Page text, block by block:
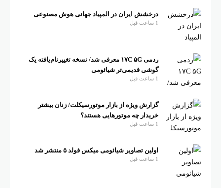
درخشش ایران در المپیاد جهانی هوش مصنوعی
ردمی ۱۷C ۵G معرفی شد/ نسخه تغییرنام‌یافته یک
گوشی قدیمی‌تر شیائومی
گزارش ویژه از بازار موتورسیکلت/ زنان بیشتر
خریدار چه موتورهایی هستند؟
اولین تصاویر شیائومی میکس فولد ۵ منتشر شد